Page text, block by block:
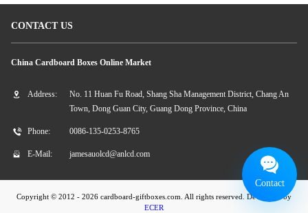
CONTACT US
China Cardboard Boxes Online Market
Address:
No. 11 Huan Fu Road, Shang Sha Management District, Chang An
Town, Dong Guan City, Guang Dong Province, China
Phone: 0086-135-0253-8765
E-Mail: jamesauolcd@anlcd.com
Copyright © 2012 - 2026 cardboard-giftboxes.com. All rights reserved. Developed by
ECER
Contact